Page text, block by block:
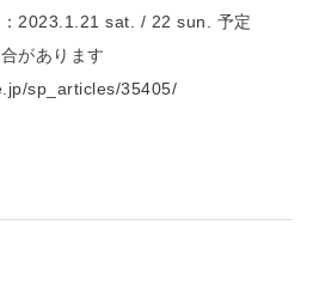
2023.1.21 sat. / 22 sun. 予定
があります
sp_articles/35405/